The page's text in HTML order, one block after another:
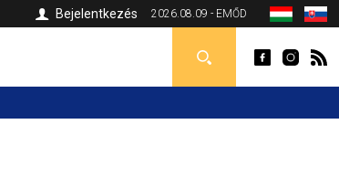
2026.08.09 - EMŐD
Bejelentkezés